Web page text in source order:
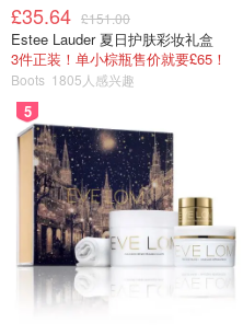
£35.64 £151.00
Estee Lauder 夏日护肤彩妆礼盒
3件正装！单小棕瓶售价就要£65！
Boots 1805人感兴趣
5